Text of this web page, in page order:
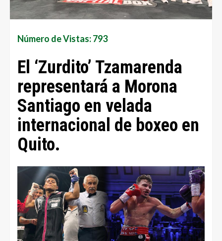
Número de Vistas: 793
El ‘Zurdito’ Tzamarenda
representará a Morona
Santiago en velada
internacional de boxeo en
Quito.